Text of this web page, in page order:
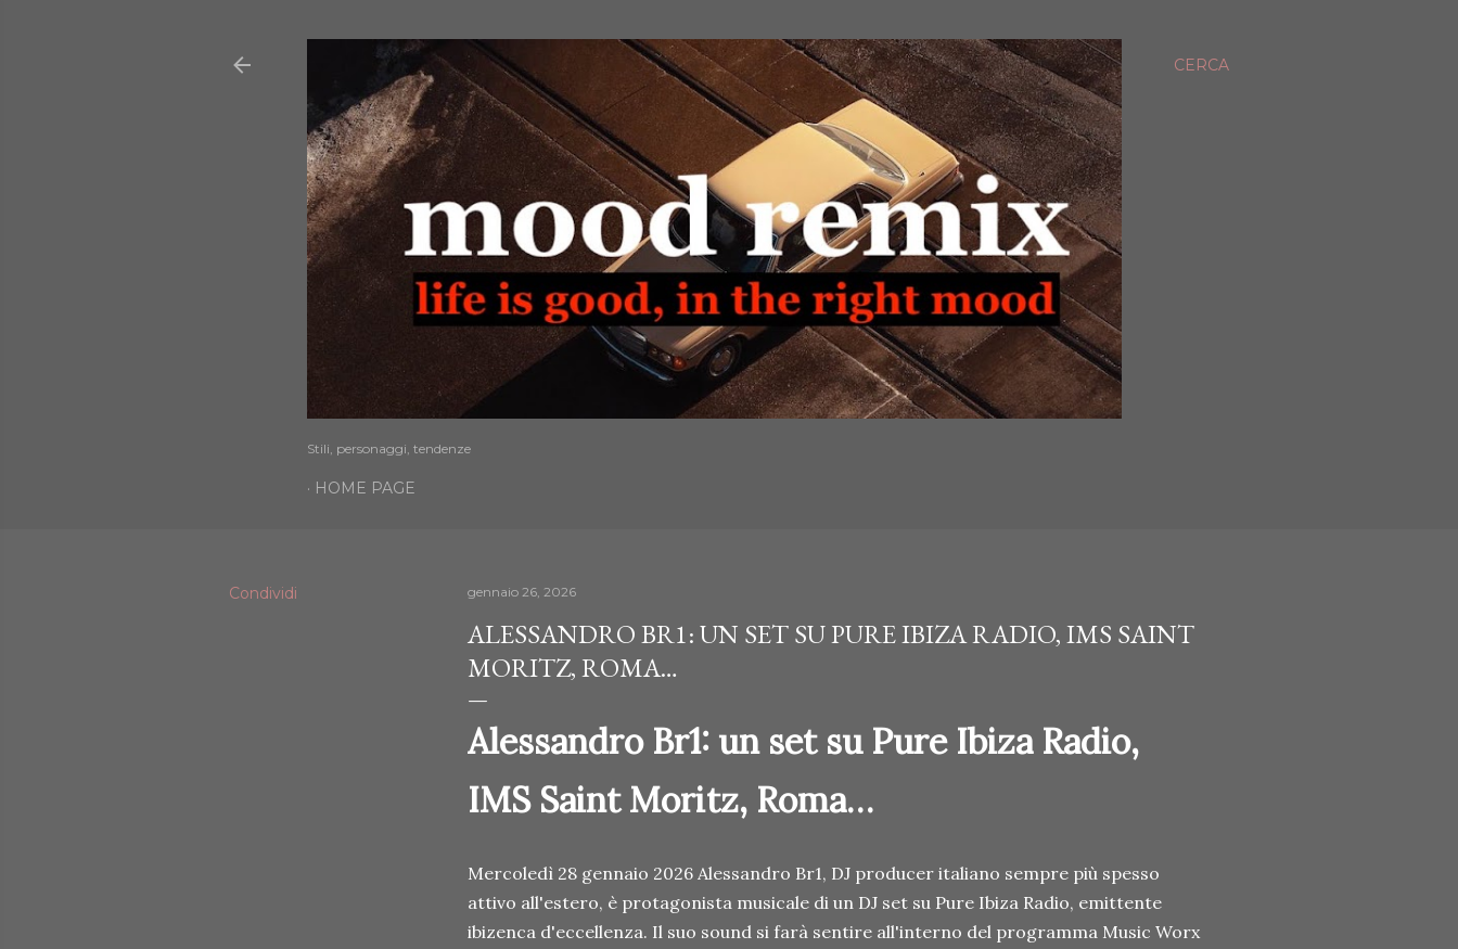
CERCA
Stili, personaggi, tendenze
HOME PAGE
Condividi gennaio 26, 2026
ALESSANDRO BR1: UN SET SU PURE IBIZA RADIO, IMS SAINT
MORITZ, ROMA…
Alessandro Br1: un set su Pure Ibiza Radio,
IMS Saint Moritz, Roma…
Mercoledì 28 gennaio 2026 Alessandro Br1, DJ producer italiano sempre più spesso
attivo all'estero, è protagonista musicale di un DJ set su Pure Ibiza Radio, emittente
ibizenca d'eccellenza. Il suo sound si farà sentire all'interno del programma Music Worx